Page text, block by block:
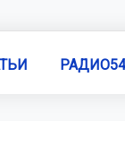
РАДИО54